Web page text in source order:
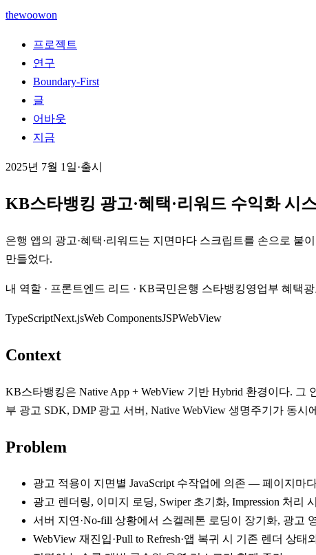
thewoowon
프로젝트
연구
Boundary-First
글
어바웃
지금
2025년 7월 1일·출시
KB스타뱅킹 광고·혜택·리워드 수익화 시
은행 앱의 광고·혜택·리워드는 지면마다 스크립트를 손으로 붙
만들었다.
내 역할 · 프론트엔드 리드 · KB국민은행 스타뱅킹영업부 혜택광
TypeScriptNext.jsWeb ComponentsJSPWebView
Context
KB스타뱅킹은 Native App + WebView 기반 Hybrid 환경이다. 그
부 광고 SDK, DMP 광고 서버, Native WebView 생명주기가 동
Problem
광고 적용이 지면별 JavaScript 수작업에 의존 — 페이지마
광고 렌더링, 이미지 로딩, Swiper 초기화, Impression 처리
서버 지연·No-fill 상황에서 스켈레톤 로딩이 장기화, 광고
WebView 재진입·Pull to Refresh·앱 복귀 시 기존 렌더 상태